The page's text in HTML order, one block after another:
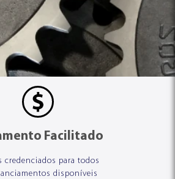
Facilitado
credenciados para todos
disponíveis